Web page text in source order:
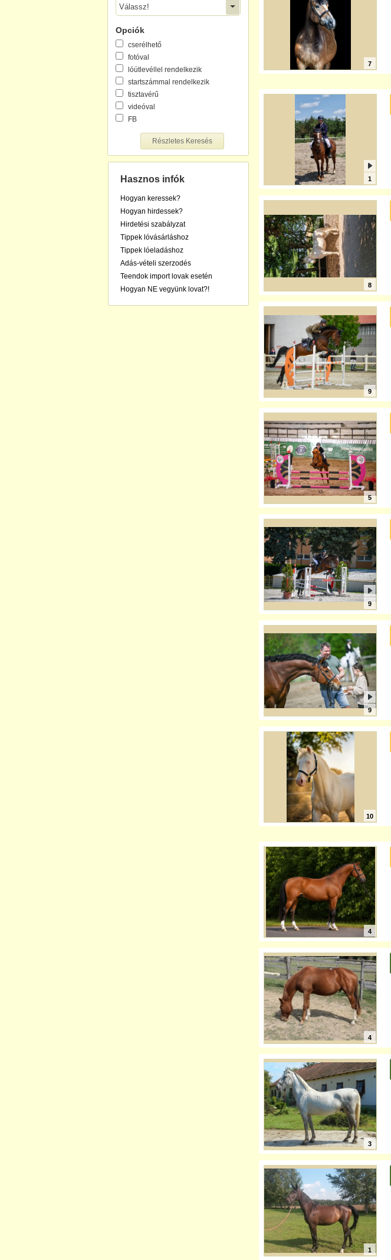
Válassz!
Opciók
cserélhető
fotóval
lóútlevéllel rendelkezik
startszámmal rendelkezik
tisztavérű
videóval
FB
Részletes Keresés
Hasznos infók
Hogyan keressek?
Hogyan hirdessek?
Hirdetési szabályzat
Tippek lóvásárláshoz
Tippek lóeladáshoz
Adás-vételi szerzodés
Teendok import lovak esetén
Hogyan NE vegyünk lovat?!
7
1
8
9
5
9
9
10
4
4
3
1